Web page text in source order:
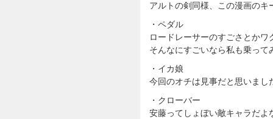
アルトの剣同様、この漫画のキ
・ペダル
ロードレーサーのすごさとか
そんなにすごいなら私も乗って
・イカ娘
今回のオチは見事だと思いまし
・クローバー
安藤ってしょぼい敵キャラだよ